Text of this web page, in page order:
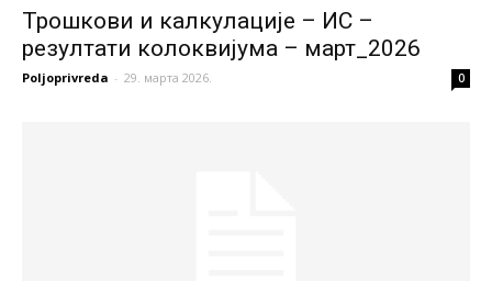
Трошкови и калкулације – ИС –
резултати колоквијума – март_2026
Poljoprivreda - 29. марта 2026. 0